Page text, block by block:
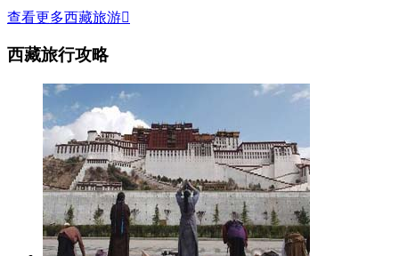
查看更多西藏旅游
西藏旅行攻略